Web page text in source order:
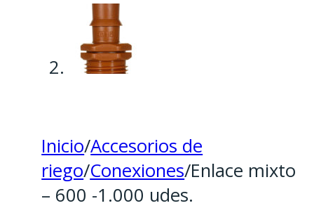
Inicio/Accesorios de
riego/Conexiones/Enlace mixto
– 600 -1.000 udes.